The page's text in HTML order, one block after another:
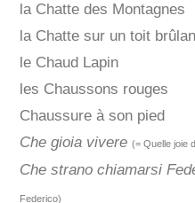
la Chatte des Montagnes
la Chatte sur un toit
le Chaud Lapin
les Chaussons rouges
Chaussure à son pied
Che gioia vivere (= Quelle joie
Che strano chiamarsi
Federico)